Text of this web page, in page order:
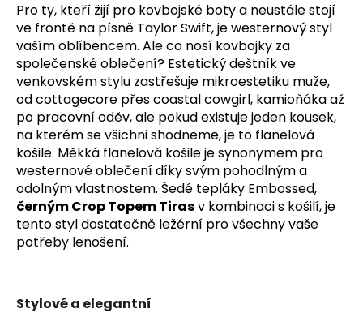
Pro ty, kteří žijí pro kovbojské boty a neustále stojí
ve frontě na písně Taylor Swift, je westernový styl
vaším oblíbencem. Ale co nosí kovbojky za
společenské oblečení? Estetický deštník ve
venkovském stylu zastřešuje mikroestetiku muže,
od cottagecore přes coastal cowgirl, kamioňáka až
po pracovní oděv, ale pokud existuje jeden kousek,
na kterém se všichni shodneme, je to flanelová
košile. Měkká flanelová košile je synonymem pro
westernové oblečení díky svým pohodlným a
odolným vlastnostem. Šedé tepláky Embossed,
černým Crop Topem Tirasv kombinaci s košilí, je
tento styl dostatečně ležérní pro všechny vaše
potřeby lenošení.
Stylové a elegantní